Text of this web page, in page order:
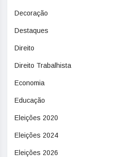
Decoração
Destaques
Direito
Direito Trabalhista
Economia
Educação
Eleições 2020
Eleições 2024
Eleições 2026